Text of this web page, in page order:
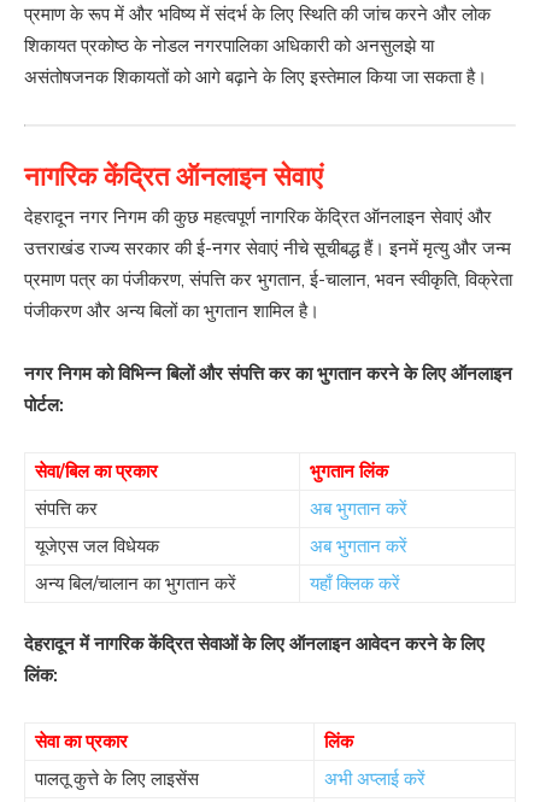
प्रमाण के रूप में और भविष्य में संदर्भ के लिए स्थिति की जांच करने और लोक
शिकायत प्रकोष्ठ के नोडल नगरपालिका अधिकारी को अनसुलझे या
असंतोषजनक शिकायतों को आगे बढ़ाने के लिए इस्तेमाल किया जा सकता है।
नागरिक केंद्रित ऑनलाइन सेवाएं
देहरादून नगर निगम की कुछ महत्वपूर्ण नागरिक केंद्रित ऑनलाइन सेवाएं और
उत्तराखंड राज्य सरकार की ई-नगर सेवाएं नीचे सूचीबद्ध हैं। इनमें मृत्यु और जन्म
प्रमाण पत्र का पंजीकरण, संपत्ति कर भुगतान, ई-चालान, भवन स्वीकृति, विक्रेता
पंजीकरण और अन्य बिलों का भुगतान शामिल है।
नगर निगम को विभिन्न बिलों और संपत्ति कर का भुगतान करने के लिए ऑनलाइन
पोर्टल:
सेवा/बिल का प्रकार
भुगतान लिंक
संपत्ति कर
अब भुगतान करें
यूजेएस जल विधेयक
अब भुगतान करें
अन्य बिल/चालान का भुगतान करें
यहाँ क्लिक करें
देहरादून में नागरिक केंद्रित सेवाओं के लिए ऑनलाइन आवेदन करने के लिए
लिंक:
सेवा का प्रकार
लिंक
पालतू कुत्ते के लिए लाइसेंस
अभी अप्लाई करें